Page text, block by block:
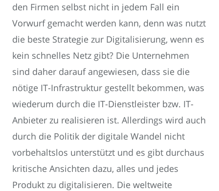
den Firmen selbst nicht in jedem Fall ein
Vorwurf gemacht werden kann, denn was nutzt
die beste Strategie zur Digitalisierung, wenn es
kein schnelles Netz gibt? Die Unternehmen
sind daher darauf angewiesen, dass sie die
nötige IT-Infrastruktur gestellt bekommen, was
wiederum durch die IT-Dienstleister bzw. IT-
Anbieter zu realisieren ist. Allerdings wird auch
durch die Politik der digitale Wandel nicht
vorbehaltslos unterstützt und es gibt durchaus
kritische Ansichten dazu, alles und jedes
Produkt zu digitalisieren. Die weltweite